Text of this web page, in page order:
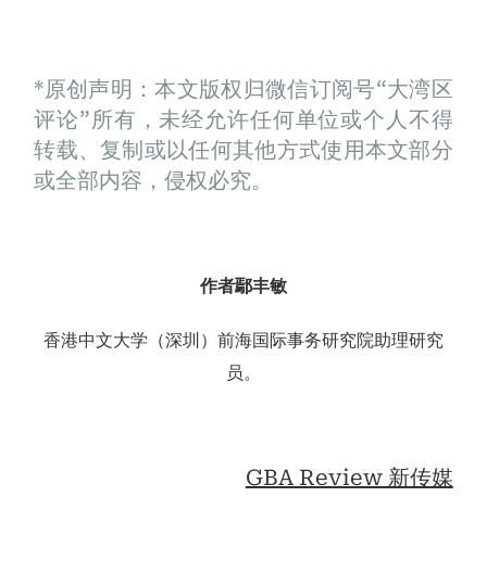
*原创声明：本文版权归微信订阅号“大湾区
评论”所有，未经允许任何单位或个人不得
转载、复制或以任何其他方式使用本文部分
或全部内容，侵权必究。
作者鄢丰敏
香港中文大学（深圳）前海国际事务研究院助理研究
员。
GBA Review 新传媒